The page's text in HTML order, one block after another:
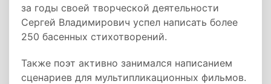
за годы своей творческой деятельности
Сергей Владимирович успел написать более
250 басенных стихотворений.
Также поэт активно занимался написанием
сценариев для мультипликационных фильмов.